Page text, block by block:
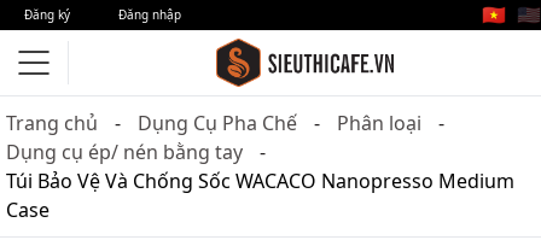
Đăng ký Đăng nhập 🇻🇳 🇺🇸
Trang chủ Dụng Cụ Pha Chế
Phân loại
Dụng cụ ép/ nén bằng tay
Túi Bảo Vệ Và Chống Sốc WACACO Nanopresso Medium
Case